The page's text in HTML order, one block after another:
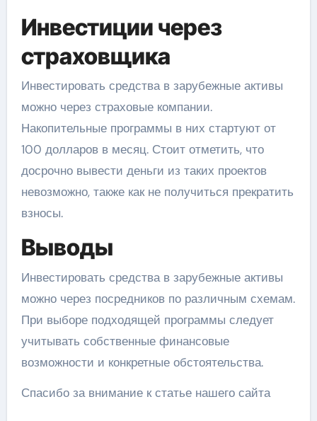
Инвестиции через
страховщика
Инвестировать средства в зарубежные активы
можно через страховые компании.
Накопительные программы в них стартуют от
100 долларов в месяц. Стоит отметить, что
досрочно вывести деньги из таких проектов
невозможно, также как не получиться прекратить
взносы.
Выводы
Инвестировать средства в зарубежные активы
можно через посредников по различным схемам.
При выборе подходящей программы следует
учитывать собственные финансовые
возможности и конкретные обстоятельства.
Спасибо за внимание к статье нашего сайта